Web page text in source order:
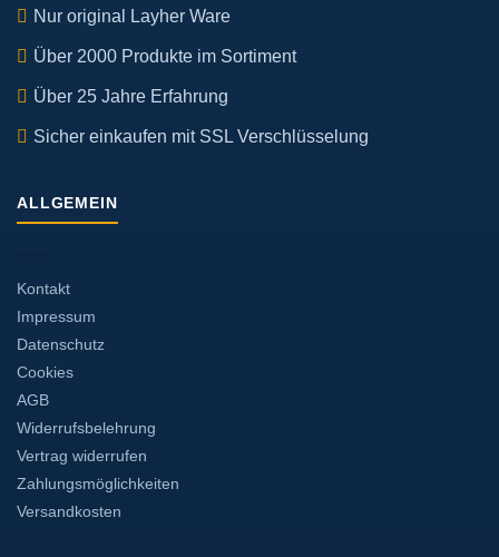
Nur original Layher Ware
Über 2000 Produkte im Sortiment
Über 25 Jahre Erfahrung
Sicher einkaufen mit SSL Verschlüsselung
ALLGEMEIN
Kontakt
Impressum
Datenschutz
Cookies
AGB
Widerrufsbelehrung
Vertrag widerrufen
Zahlungsmöglichkeiten
Versandkosten